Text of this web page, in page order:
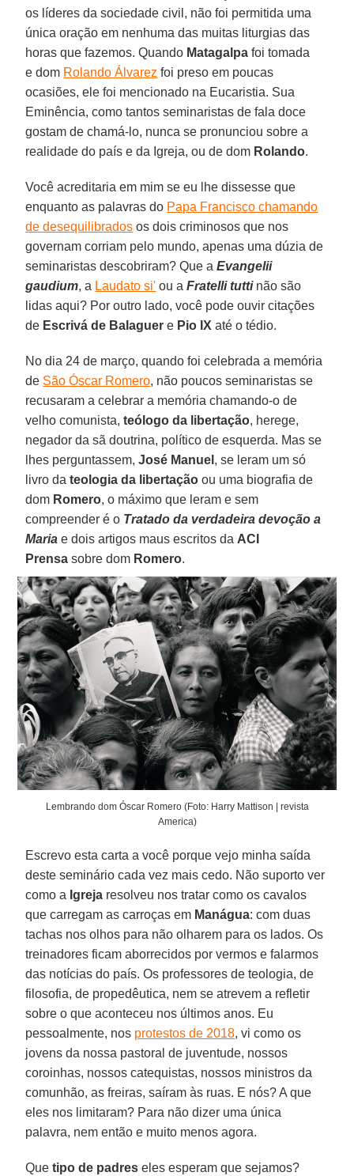
os líderes da sociedade civil, não foi permitida uma
única oração em nenhuma das muitas liturgias das
horas que fazemos. Quando Matagalpa foi tomada
e dom Rolando Álvarez foi preso em poucas
ocasiões, ele foi mencionado na Eucaristia. Sua
Eminência, como tantos seminaristas de fala doce
gostam de chamá-lo, nunca se pronunciou sobre a
realidade do país e da Igreja, ou de dom Rolando.
Você acreditaria em mim se eu lhe dissesse que
enquanto as palavras do Papa Francisco chamando
de desequilibrados os dois criminosos que nos
governam corriam pelo mundo, apenas uma dúzia de
seminaristas descobriram? Que aEvangelii
gaudium, a Laudato si' ou aFratelli tutti não são
lidas aqui? Por outro lado, você pode ouvir citações
de Escrivá de Balaguer e Pio IX até o tédio.
No dia 24 de março, quando foi celebrada a memória
de São Óscar Romero, não poucos seminaristas se
recusaram a celebrar a memória chamando-o de
velho comunista,teólogo da libertação, herege,
negador da sã doutrina, político de esquerda. Mas se
lhes perguntassem,José Manuel , se leram um só
livro dateologia da libertação ou uma biografia de
dom Romero, o máximo que leram e sem
compreender é o Tratado da verdadeira devoção a
Maria e dois artigos maus escritos da ACI
Prensa sobre dom Romero.
Lembrando dom Óscar Romero (Foto: Harry Mattison | revista
America)
Escrevo esta carta a você porque vejo minha saída
deste seminário cada vez mais cedo. Não suporto ver
como a Igreja resolveu nos tratar como os cavalos
que carregam as carroças em Manágua: com duas
tachas nos olhos para não olharem para os lados. Os
treinadores ficam aborrecidos por vermos e falarmos
das notícias do país. Os professores de teologia, de
filosofia, de propedêutica, nem se atrevem a refletir
sobre o que aconteceu nos últimos anos. Eu
pessoalmente, nos protestos de 2018, vi como os
jovens da nossa pastoral de juventude, nossos
coroinhas, nossos catequistas, nossos ministros da
comunhão, as freiras, saíram às ruas. E nós? A que
eles nos limitaram? Para não dizer uma única
palavra, nem então e muito menos agora.
Quetipo de padres eles esperam que sejamos?